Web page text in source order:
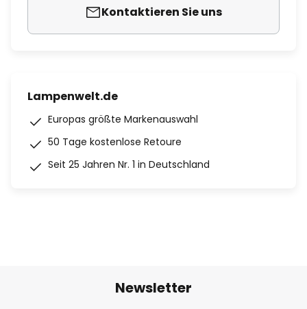
Kontaktieren Sie uns
Lampenwelt.de
Europas größte Markenauswahl
50 Tage kostenlose Retoure
Seit 25 Jahren Nr. 1 in Deutschland
Newsletter